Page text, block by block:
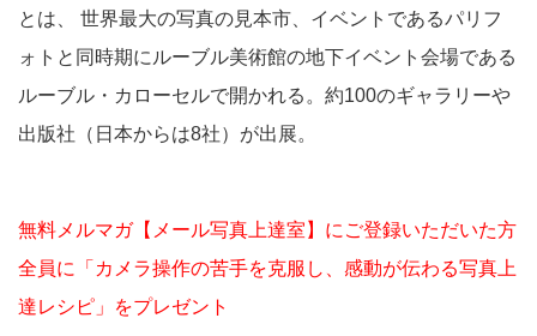
とは、 世界最大の写真の見本市、イベントであるパリフ
ォトと同時期にルーブル美術館の地下イベント会場である
ルーブル・カローセルで開かれる。約100のギャラリーや
出版社（日本からは8社）が出展。
無料メルマガ【メール写真上達室】にご登録いただいた方
全員に「カメラ操作の苦手を克服し、感動が伝わる写真上
達レシピ」をプレゼント